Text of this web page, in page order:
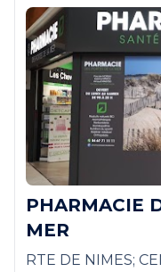
PHARMACIE
MER
RTE DE NIMES;